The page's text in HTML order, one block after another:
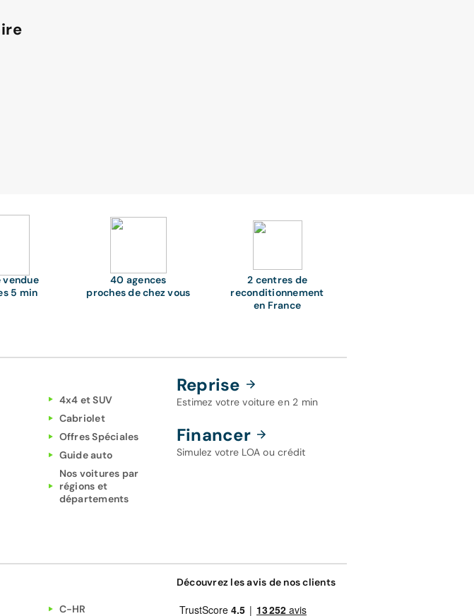
vendue
5 min
40 agences
proches de chez vous
2 centres de
reconditionnement
en France
4x4 et SUV
Cabriolet
Offres Spéciales
Guide auto
Nos voitures par
régions et
départements
Reprise
Estimez votre voiture en 2 min
Financer
Simulez votre LOA ou crédit
C-HR
Découvrez les avis de nos clients